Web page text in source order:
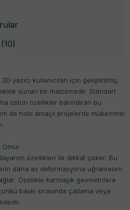
10)
yazıcı kullanıcıları için geliştirilmiş,
sunan bir malzemedir. Standart
üstün özellikler barındıran bu
de hobi amaçlı projelerde mükemmel
Ömür
özellikleri ile dikkat çeker. Bu
daha az deformasyona uğramasını
Özellikle karmaşık geometrilere
baskı sırasında çatlama veya